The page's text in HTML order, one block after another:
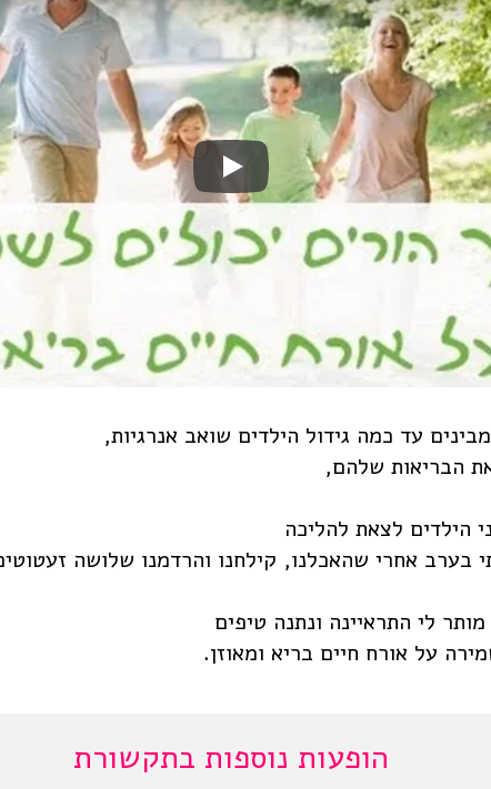
עד כמה גידול הילדים שואב אנרגיות,
הבריאות שלהם,
הילדים לצאת להליכה
בערב אחרי שהאכלנו, קילחנו והרדמנו שלושה
לי התראיינה ונתנה טיפים
על אורח חיים בריא ומאוזן.
הופעות נוספות בתקשורת